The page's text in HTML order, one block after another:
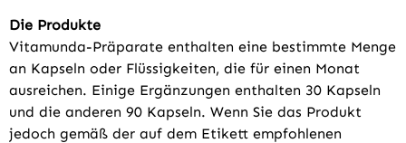
Die Produkte
Vitamunda-Präparate enthalten eine bestimmte Menge
an Kapseln oder Flüssigkeiten, die für einen Monat
ausreichen. Einige Ergänzungen enthalten 30 Kapseln
und die anderen 90 Kapseln. Wenn Sie das Produkt
jedoch gemäß der auf dem Etikett empfohlenen